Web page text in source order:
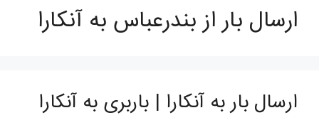
ارسال بار از بندرعباس به آنکارا
ارسال بار به آنکارا | باربری به آنکارا